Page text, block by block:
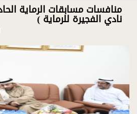
نادي الفجيرة للرماية )